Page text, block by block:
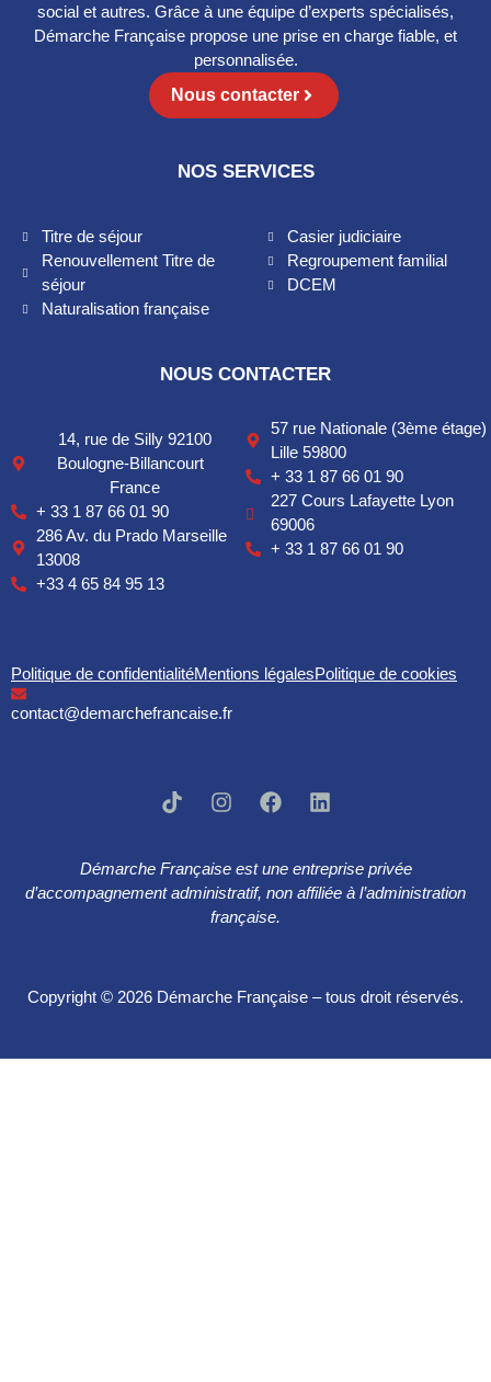
c
k
social et autres. Grâce à une équipe d’experts spécialisés,
Démarche Française propose une prise en charge fiable, et
personnalisée.
Nous contacter
NOS SERVICES
Titre de séjour
Renouvellement Titre de
séjour
Naturalisation française
Casier judiciaire
Regroupement familial
DCEM
NOUS CONTACTER
14, rue de Silly 92100
Boulogne-Billancourt
France
+ 33 1 87 66 01 90
286 Av. du Prado Marseille
13008
+33 4 65 84 95 13
57 rue Nationale (3ème étage)
Lille 59800
+ 33 1 87 66 01 90
227 Cours Lafayette Lyon
69006
+ 33 1 87 66 01 90
Politique de confidentialitéMentions légalesPolitique de cookies
contact@demarchefrancaise.fr
Démarche Française est une entreprise privée
d’accompagnement administratif, non affiliée à l’administration
française.
Copyright © 2026 Démarche Française – tous droit réservés.